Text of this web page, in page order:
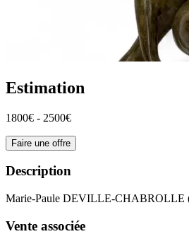
Estimation
1800€ - 2500€
Faire une offre
Description
Marie-Paule DEVILLE-CHABROLLE
Vente associée